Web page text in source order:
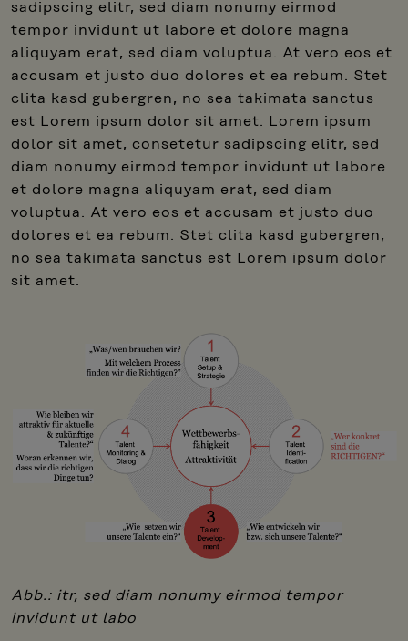
sadipscing elitr, sed diam nonumy eirmod
tempor invidunt ut labore et dolore magna
aliquyam erat, sed diam voluptua. At vero eos et
accusam et justo duo dolores et ea rebum. Stet
clita kasd gubergren, no sea takimata sanctus
est Lorem ipsum dolor sit amet. Lorem ipsum
dolor sit amet, consetetur sadipscing elitr, sed
diam nonumy eirmod tempor invidunt ut labore
et dolore magna aliquyam erat, sed diam
voluptua. At vero eos et accusam et justo duo
dolores et ea rebum. Stet clita kasd gubergren,
no sea takimata sanctus est Lorem ipsum dolor
sit amet.
Abb.: itr, sed diam nonumy eirmod tempor
invidunt ut labo